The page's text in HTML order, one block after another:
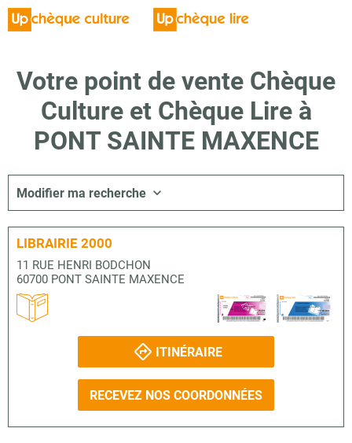
Votre point de vente Chèque
Culture et Chèque Lire à
PONT SAINTE MAXENCE
Modifier ma recherche
LIBRAIRIE 2000
11 RUE HENRI BODCHON
60700 PONT SAINTE MAXENCE
ITINÉRAIRE
RECEVEZ NOS COORDONNÉES